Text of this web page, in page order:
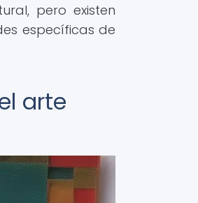
pero existen
específicas de
arte